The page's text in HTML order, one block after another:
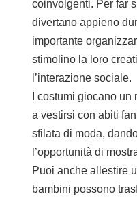
coinvolgenti. Per far
divertano appieno
importante
stimolino la loro
l’interazione sociale.
I costumi giocano
a vestirsi con abiti
sfilata di moda,
l’opportunità di
Puoi anche allestire
bambini possono